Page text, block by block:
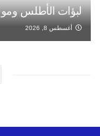
لبؤات الأطلس
أغسطس 8, 2026